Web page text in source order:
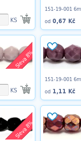
KS
151-19-001
od 0,67 Kč
Sleva 8%
KS
151-19-001
od 1,11 Kč
Sleva 8%